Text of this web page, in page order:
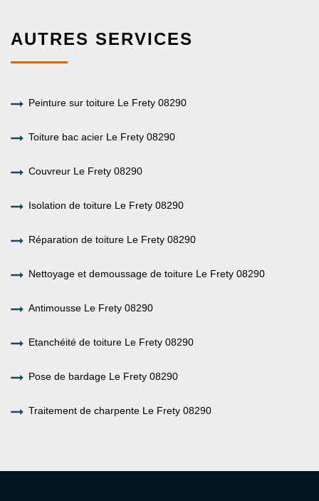
AUTRES SERVICES
Peinture sur toiture Le Frety 08290
Toiture bac acier Le Frety 08290
Couvreur Le Frety 08290
Isolation de toiture Le Frety 08290
Réparation de toiture Le Frety 08290
Nettoyage et demoussage de toiture Le Frety 08290
Antimousse Le Frety 08290
Etanchéité de toiture Le Frety 08290
Pose de bardage Le Frety 08290
Traitement de charpente Le Frety 08290